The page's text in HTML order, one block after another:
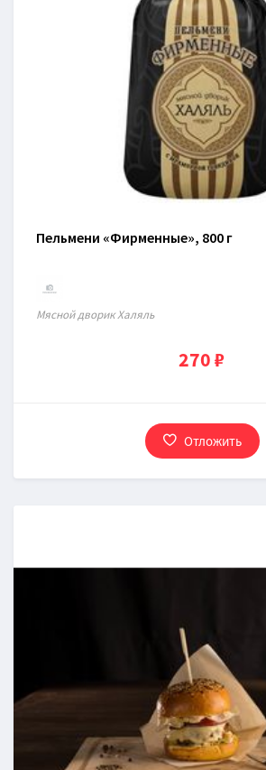
Пельмени «Фирменные», 800 г
Мясной дворик Халяль
270 ₽
Отложить